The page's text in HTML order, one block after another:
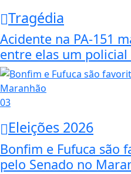
Tragédia
Acidente na PA-151
entre elas um
03
Eleições 2026
Bonfim e Fufuca são
pelo Senado no